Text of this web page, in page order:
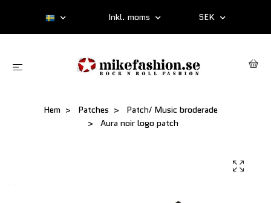
Inkl. moms SEK
Hem Patches
Patch/ Music broderade
Aura noir logo patch